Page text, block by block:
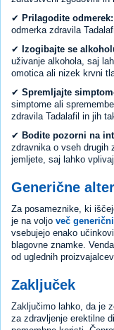
✔ Prilagodite odmerek:
odmerka zdravila
✔ Izogibajte se
uživanje alkohola, saj
omotica ali nizek krvni
✔ Spremljajte
simptome ali
zdravila Tadalafil in jih
✔ Bodite pozorni na
zdravnika o vseh drugih
jemljete, saj lahko
Generične
Za posameznike, ki
je na voljo več
vsebujejo enako
blagovne znamke.
od uglednih
Zaključek
Zaključimo lahko, da je
za zdravljenje erektilne